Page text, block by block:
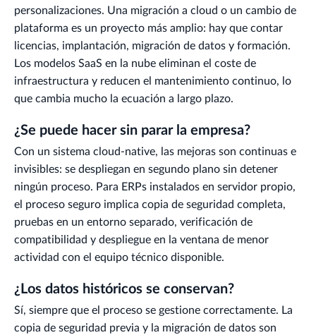
personalizaciones. Una migración a cloud o un cambio de
plataforma es un proyecto más amplio: hay que contar
licencias, implantación, migración de datos y formación.
Los modelos SaaS en la nube eliminan el coste de
infraestructura y reducen el mantenimiento continuo, lo
que cambia mucho la ecuación a largo plazo.
¿Se puede hacer sin parar la empresa?
Con un sistema cloud-native, las mejoras son continuas e
invisibles: se despliegan en segundo plano sin detener
ningún proceso. Para ERPs instalados en servidor propio,
el proceso seguro implica copia de seguridad completa,
pruebas en un entorno separado, verificación de
compatibilidad y despliegue en la ventana de menor
actividad con el equipo técnico disponible.
¿Los datos históricos se conservan?
Sí, siempre que el proceso se gestione correctamente. La
copia de seguridad previa y la migración de datos son